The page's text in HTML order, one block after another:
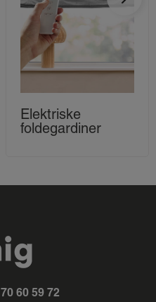
Elektriske
foldegardiner
70 60 59 72